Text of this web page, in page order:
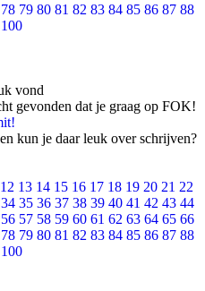
78 79 80 81 82 83 84 85 86 87 88
100
vond
gevonden dat je graag op FOK!
kun je daar leuk over schrijven?
12 13 14 15 16 17 18 19 20 21 22
34 35 36 37 38 39 40 41 42 43 44
56 57 58 59 60 61 62 63 64 65 66
78 79 80 81 82 83 84 85 86 87 88
100